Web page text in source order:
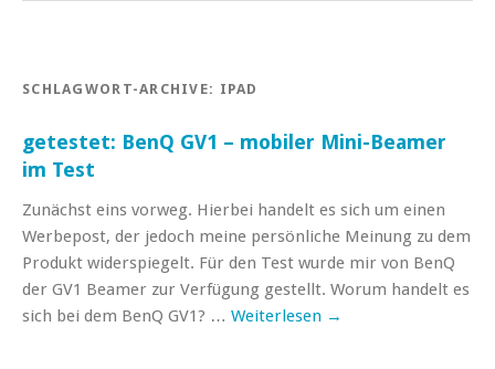
SCHLAGWORT-ARCHIVE: IPAD
getestet: BenQ GV1 – mobiler Mini-Beamer
im Test
Zunächst eins vorweg. Hierbei handelt es sich um einen
Werbepost, der jedoch meine persönliche Meinung zu dem
Produkt widerspiegelt. Für den Test wurde mir von BenQ
der GV1 Beamer zur Verfügung gestellt. Worum handelt es
sich bei dem BenQ GV1? … Weiterlesen →